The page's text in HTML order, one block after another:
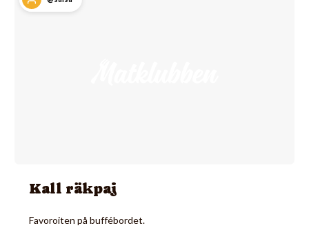
Kall räkpaj
Favoroiten på buffébordet.